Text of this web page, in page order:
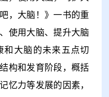
，大脑！》一书的重
使用大脑、提升大脑
和大脑的未来五点切
构和发育阶段，概括
忆力等发展的因素，